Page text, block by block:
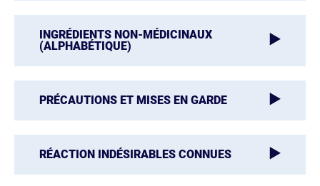
INGRÉDIENTS NON-MÉDICINAUX
(ALPHABÉTIQUE)
PRÉCAUTIONS ET MISES EN GARDE
RÉACTION INDÉSIRABLES CONNUES